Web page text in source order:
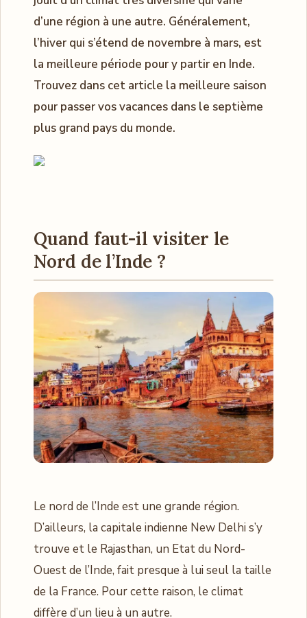
d’une région à une autre. Généralement,
l’hiver qui s’étend de novembre à mars, est
la meilleure période pour y partir en Inde.
Trouvez dans cet article la meilleure saison
pour passer vos vacances dans le septième
plus grand pays du monde.
Quand faut-il visiter le
Nord de l’Inde ?
Le nord de l’Inde est une grande région.
D’ailleurs, la capitale indienne New Delhi s’y
trouve et le Rajasthan, un Etat du Nord-
Ouest de l’Inde, fait presque à lui seul la taille
de la France. Pour cette raison, le climat
diffère d’un lieu à un autre.